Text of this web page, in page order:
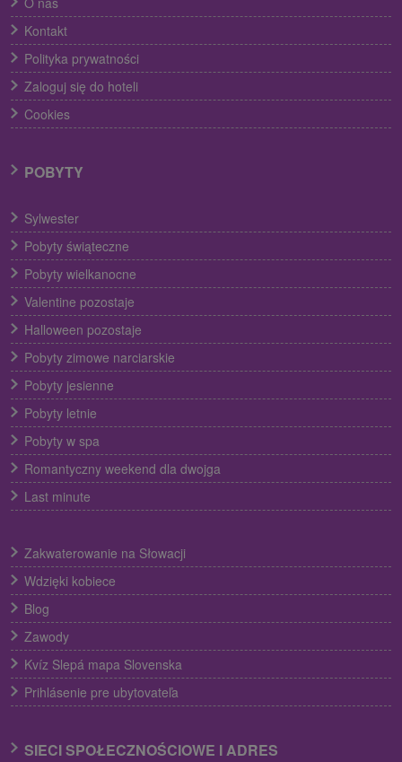
Kontakt
Polityka prywatności
Zaloguj się do hoteli
Cookies
POBYTY
Sylwester
Pobyty świąteczne
Pobyty wielkanocne
Valentine pozostaje
Halloween pozostaje
Pobyty zimowe narciarskie
Pobyty jesienne
Pobyty letnie
Pobyty w spa
Romantyczny weekend dla dwojga
Last minute
Zakwaterowanie na Słowacji
Wdzięki kobiece
Blog
Zawody
Kvíz Slepá mapa Slovenska
Prihlásenie pre ubytovateľa
SIECI SPOŁECZNOŚCIOWE I ADRES